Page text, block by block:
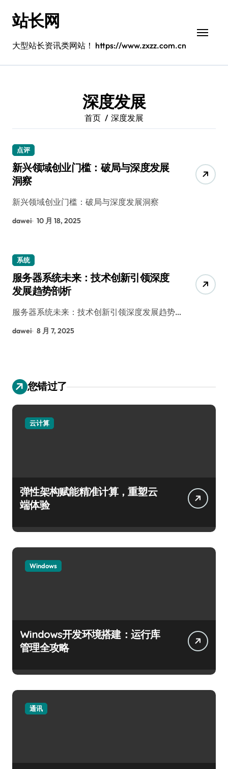
站长网
大型站长资讯类网站！ https://www.zxzz.com.cn
深度发展
首页 深度发展
点评
新兴领域创业门槛：破局与深度发展
洞察
新兴领域创业门槛：破局与深度发展洞察
dawei 10 月 18, 2025
系统
服务器系统未来：技术创新引领深度
发展趋势剖析
服务器系统未来：技术创新引领深度发展趋势…
dawei 8 月 7, 2025
您错过了
云计算
弹性架构赋能精准计算，重塑云
端体验
Windows
Windows开发环境搭建：运行库
管理全攻略
通讯